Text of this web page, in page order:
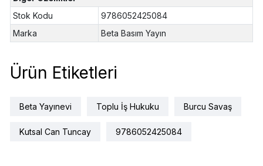
Stok Kodu
9786052425084
Marka
Beta Basım Yayın
Ürün Etiketleri
Beta Yayınevi Toplu İş Hukuku Burcu Savaş
Kutsal Can Tuncay 9786052425084